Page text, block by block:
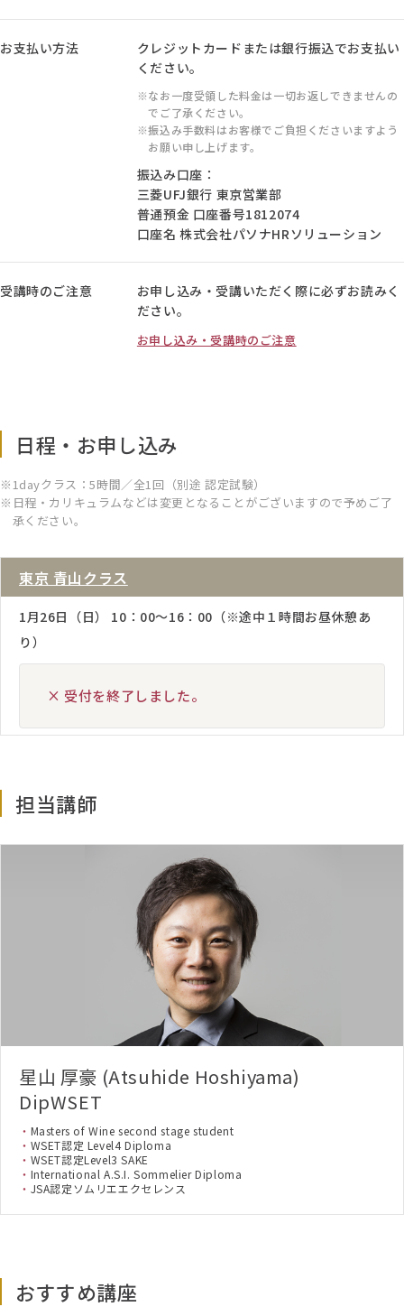
お支払い方法
クレジットカードまたは銀行振込でお支払い
ください。
なお一度受領した料金は一切お返しできませんの
でご了承ください。
振込み手数料はお客様でご負担くださいますよう
お願い申し上げます。
振込み口座：
三菱UFJ銀行 東京営業部
普通預金 口座番号1812074
口座名 株式会社パソナHRソリューション
受講時のご注意
お申し込み・受講いただく際に必ずお読みく
ださい。
お申し込み・受講時のご注意
日程・お申し込み
1dayクラス：5時間／全1回（別途 認定試験）
日程・カリキュラムなどは変更となることがございますので予めご了
承ください。
東京 青山クラス
1月26日（日） 10：00～16：00（※途中１時間お昼休憩あ
り）
× 受付を終了しました。
担当講師
星山 厚豪 (Atsuhide Hoshiyama)
DipWSET
Masters of Wine second stage student
WSET認定 Level4 Diploma
WSET認定Level3 SAKE
International A.S.I. Sommelier Diploma
JSA認定ソムリエエクセレンス
おすすめ講座